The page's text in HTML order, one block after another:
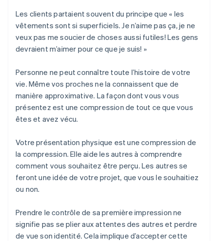
Les clients partaient souvent du principe que « les
vêtements sont si superficiels. Je n’aime pas ça, je ne
veux pas me soucier de choses aussi futiles! Les gens
devraient m’aimer pour ce que je suis! »
Personne ne peut connaître toute l’histoire de votre
vie. Même vos proches ne la connaissent que de
manière approximative. La façon dont vous vous
présentez est une compression de tout ce que vous
êtes et avez vécu.
Votre présentation physique est une compression de
la compression. Elle aide les autres à comprendre
comment vous souhaitez être perçu. Les autres se
feront une idée de votre projet, que vous le souhaitiez
ou non.
Prendre le contrôle de sa première impression ne
signifie pas se plier aux attentes des autres et perdre
de vue son identité. Cela implique d’accepter cette